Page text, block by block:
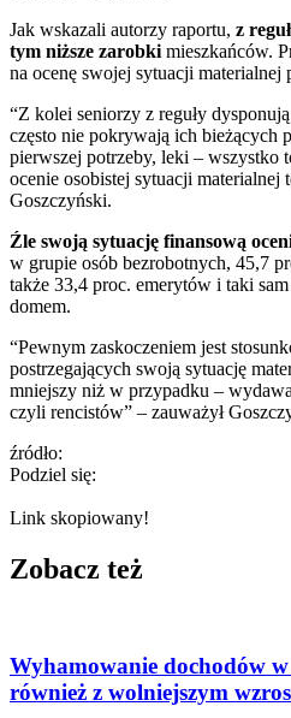
Jak wskazali autorzy raportu, z
tym niższe zarobki mieszkańców.
na ocenę swojej sytuacji materialnej
“Z kolei seniorzy z reguły
często nie pokrywają ich bieżących
pierwszej potrzeby, leki – wszystko
ocenie osobistej sytuacji materialnej
Goszczyński.
Źle swoją sytuację finansową
w grupie osób bezrobotnych, 45,7
także 33,4 proc. emerytów i taki
domem.
“Pewnym zaskoczeniem jest
postrzegających swoją sytuację
mniejszy niż w przypadku –
czyli rencistów” – zauważył
źródło:
Podziel się:
Link skopiowany!
Zobacz też
Wyhamowanie dochodów
również z wolniejszym